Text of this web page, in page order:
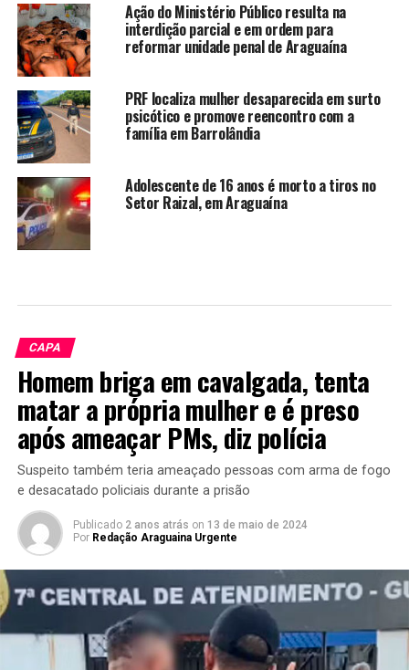
Ação do Ministério Público resulta na
interdição parcial e em ordem para
reformar unidade penal de Araguaína
PRF localiza mulher desaparecida em surto
psicótico e promove reencontro com a
família em Barrolândia
Adolescente de 16 anos é morto a tiros no
Setor Raizal, em Araguaína
CAPA
Homem briga em cavalgada, tenta
matar a própria mulher e é preso
após ameaçar PMs, diz polícia
Suspeito também teria ameaçado pessoas com arma de fogo
e desacatado policiais durante a prisão
Publicado 2 anos atrás on 13 de maio de 2024
Por Redação Araguaina Urgente